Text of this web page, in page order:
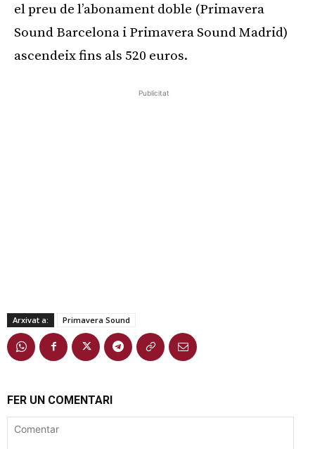
el preu de l’abonament doble (Primavera
Sound Barcelona i Primavera Sound Madrid)
ascendeix fins als 520 euros.
Publicitat
Arxivat a: Primavera Sound
FER UN COMENTARI